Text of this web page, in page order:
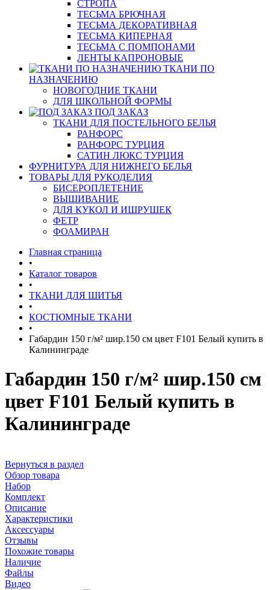
СТРОПА
ТЕСЬМА БРЮЧНАЯ
ТЕСЬМА ДЕКОРАТИВНАЯ
ТЕСЬМА КИПЕРНАЯ
ТЕСЬМА С ПОМПОНАМИ
ЛЕНТЫ КАПРОНОВЫЕ
ТКАНИ ПО
НАЗНАЧЕНИЮ
НОВОГОДНИЕ ТКАНИ
ДЛЯ ШКОЛЬНОЙ ФОРМЫ
ПОД ЗАКАЗ
ТКАНИ ДЛЯ ПОСТЕЛЬНОГО БЕЛЬЯ
РАНФОРС
РАНФОРС ТУРЦИЯ
САТИН ЛЮКС ТУРЦИЯ
ФУРНИТУРА ДЛЯ НИЖНЕГО БЕЛЬЯ
ТОВАРЫ ДЛЯ РУКОДЕЛИЯ
БИСЕРОПЛЕТЕНИЕ
ВЫШИВАНИЕ
ДЛЯ КУКОЛ И ИШРУШЕК
ФЕТР
ФОАМИРАН
Главная страница
•
Каталог товаров
•
ТКАНИ ДЛЯ ШИТЬЯ
•
КОСТЮМНЫЕ ТКАНИ
•
Габардин 150 г/м² шир.150 см цвет F101 Белый купить в
Калининграде
Габардин 150 г/м² шир.150 см
цвет F101 Белый купить в
Калининграде
Вернуться в раздел
Обзор товара
Набор
Комплект
Описание
Характеристики
Аксессуары
Отзывы
Похожие товары
Наличие
Файлы
Видео